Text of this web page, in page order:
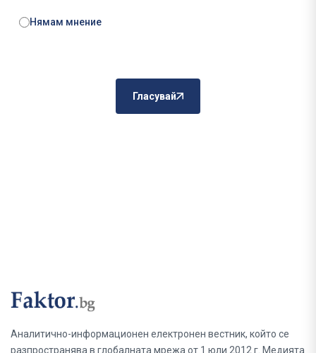
Нямам мнение
Гласувай
Аналитично-информационен електронен вестник, който се
разпространява в глобалната мрежа от 1 юли 2012 г. Медията